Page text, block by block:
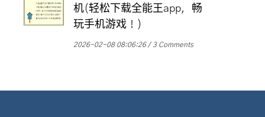
机(轻松下载全能王app，畅
玩手机游戏！)
2026-02-08 08:06:26 3 Comments